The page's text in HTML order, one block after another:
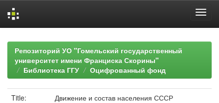
navigationРепозиторий УО "Гомельский государственный
университет имени Франциска Скорины"
Библиотека ГГУ
Оцифрованный фонд
Title:
Движение и состав населения СССР